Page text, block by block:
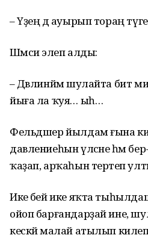
– Үҙең дә ауырып тораң
Шәмсиә элеп алды:
– Дәвлинйәм шулайта бит
йыға ла ҡуя… ыһ…
Фельдшер йылдам ғына
давлениеһын үлсәне һәм
ҡаҙап, арҡаһын терәтеп
Ике әбей ике яҡта
ойоп барғандарҙай ине,
кескәй малай атылып